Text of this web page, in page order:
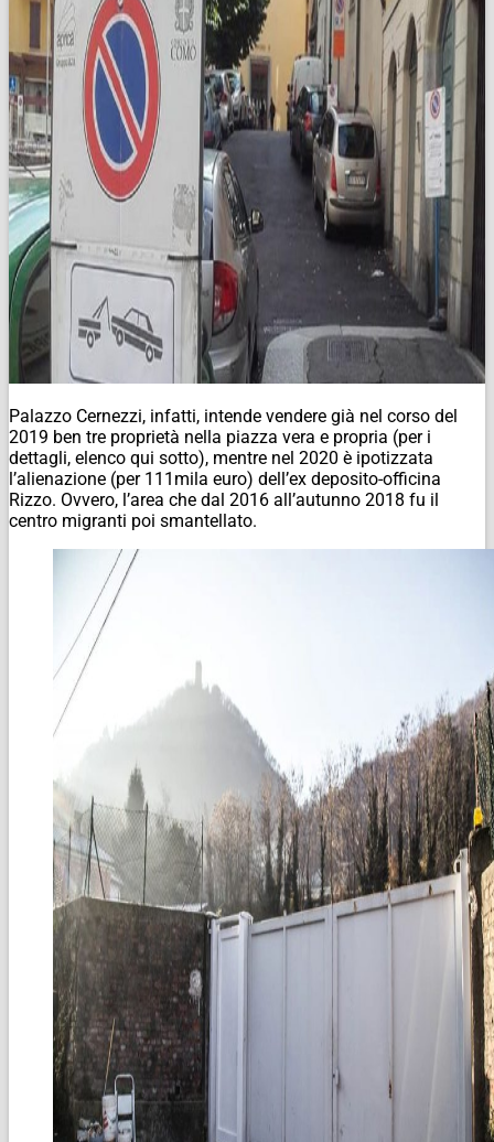
Palazzo Cernezzi, infatti, intende vendere già nel corso del
2019 ben tre proprietà nella piazza vera e propria (per i
dettagli, elenco qui sotto), mentre nel 2020 è ipotizzata
l’alienazione (per 111mila euro) dell’ex deposito-officina
Rizzo. Ovvero, l’area che dal 2016 all’autunno 2018 fu il
centro migranti poi smantellato.